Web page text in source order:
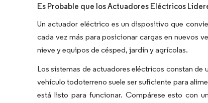
Es Probable que los Actuadores Eléctricos
Un actuador eléctrico es un dispositivo que
cada vez más para posicionar cargas en nuevos
nieve y equipos de césped, jardín y agrícolas.
Los sistemas de actuadores eléctricos constan de
vehículo todoterreno suele ser suficiente para
está listo para funcionar. Compárese esto con